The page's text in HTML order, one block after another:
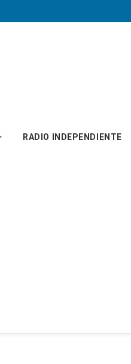
RADIO INDEPENDIENTE